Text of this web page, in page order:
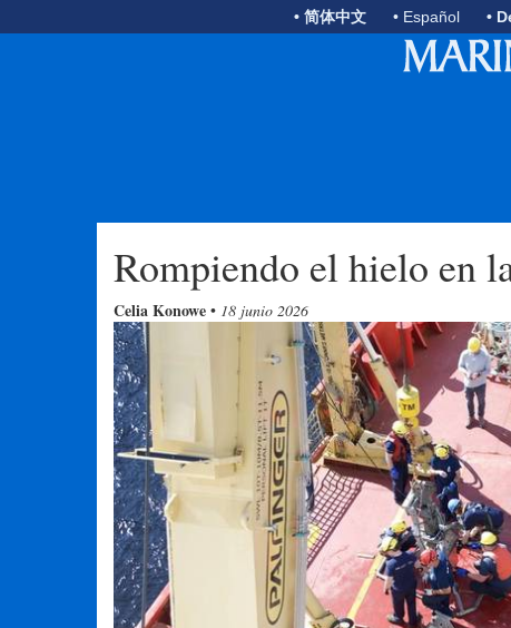
• 简体中文 • Español •
Rompiendo el hielo en
Celia Konowe • 18 junio 2026